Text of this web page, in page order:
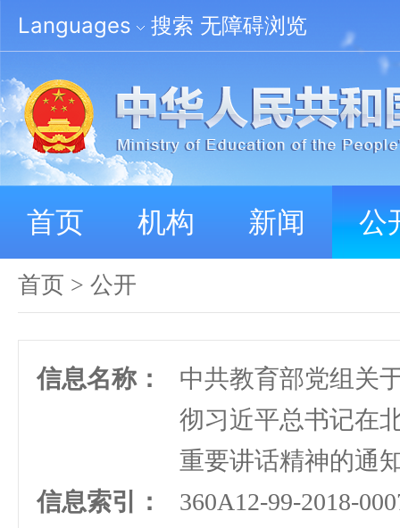
Languages 搜索 无障碍浏览
首页 机构 新闻 公
首页 > 公开
信息名称：
中共教育部党组关
彻习近平总书记在
重要讲话精神的通
信息索引：
360A12-99-2018-